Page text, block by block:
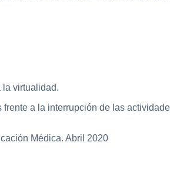
la virtualidad.
frente a la interrupción de las
Médica. Abril 2020